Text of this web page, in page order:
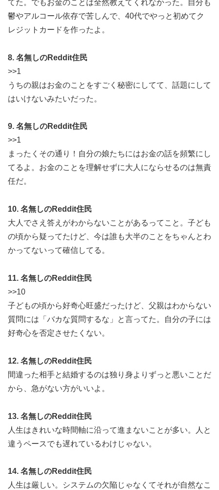
てた。でもお金のことは全然教えてくれなかった。自分も
鬱やアルコール依存で苦しんで、40代でやっと初めてク
レジットカードを作ったよ。
8. 名無しのReddit住民
>>1
うちの親はお金のことをすごく秘密にしてて、話題にして
はいけないみたいだった。
9. 名無しのReddit住民
>>1
まったくその通り！自分の娘たちにはお金の話を頻繁にし
てるよ。お金のことを理解せずに大人にならせるのは無責
任だ。
10. 名無しのReddit住民
大人でさえ答えがわからないことがあるってこと。子ども
の頃から疑ってたけど、今は誰も大半のことをちゃんとわ
かってないって確信してる。
11. 名無しのReddit住民
>>10
子どもの頃から好奇心旺盛だったけど、父親はわからない
質問には「バカな質問するな」と言ってた。自分の子には
好奇心を否定させたくない。
12. 名無しのReddit住民
間違った相手と結婚するのは独り身よりずっと悪いことだ
から、急がない方がいいよ。
13. 名無しのReddit住民
人生はきれいな時間軸に沿って進まないことが多い。人と
違うペースでも遅れているわけじゃない。
14. 名無しのReddit住民
人生は厳しい。システムの欠陥じゃなくてそれが自然なこ